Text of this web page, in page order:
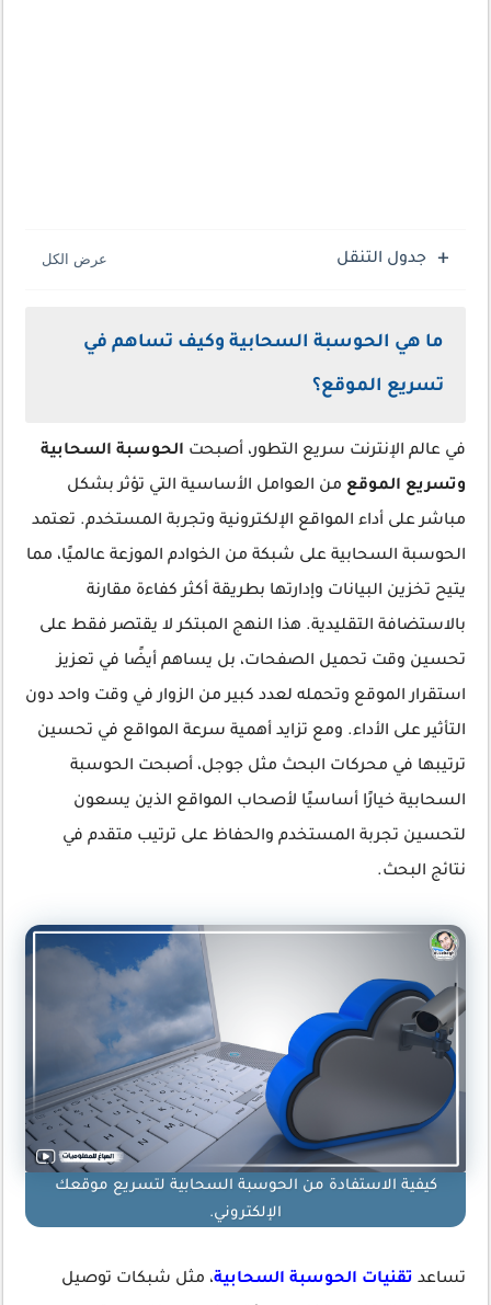
جدول التنقل
ما هي الحوسبة السحابية وكيف تساهم في
تسريع الموقع؟
في عالم الإنترنت سريع التطور، أصبحت الحوسبة السحابية
وتسريع الموقع من العوامل الأساسية التي تؤثر بشكل
مباشر على أداء المواقع الإلكترونية وتجربة المستخدم. تعتمد
الحوسبة السحابية على شبكة من الخوادم الموزعة عالميًا، مما
يتيح تخزين البيانات وإدارتها بطريقة أكثر كفاءة مقارنة
بالاستضافة التقليدية. هذا النهج المبتكر لا يقتصر فقط على
تحسين وقت تحميل الصفحات، بل يساهم أيضًا في تعزيز
استقرار الموقع وتحمله لعدد كبير من الزوار في وقت واحد دون
التأثير على الأداء. ومع تزايد أهمية سرعة المواقع في تحسين
ترتيبها في محركات البحث مثل جوجل، أصبحت الحوسبة
السحابية خيارًا أساسيًا لأصحاب المواقع الذين يسعون
لتحسين تجربة المستخدم والحفاظ على ترتيب متقدم في
نتائج البحث.
كيفية الاستفادة من الحوسبة السحابية لتسريع موقعك
الإلكتروني.
تساعد تقنيات الحوسبة السحابية، مثل شبكات توصيل